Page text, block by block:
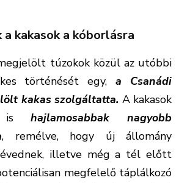
a kakasok a kóborlásra
túzokok közül az utóbbi
történését egy,a Csanádi
kakas szolgáltatta. A kakasok
ishajlamosabbak nagyobb
, remélve, hogy új állomány
illetve még a tél előtt
megfelelő táplálkozó